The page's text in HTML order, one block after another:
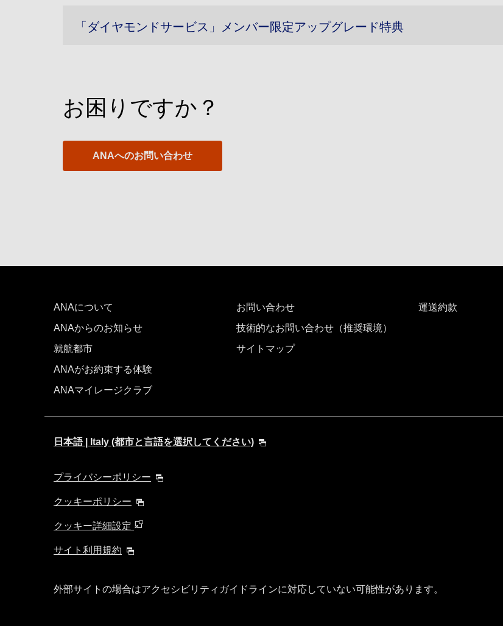
「ダイヤモンドサービス」メンバー限定アップグレード特典
お困りですか？
ANAへのお問い合わせ
ANAについて
ANAからのお知らせ
就航都市
ANAがお約束する体験
ANAマイレージクラブ
お問い合わせ
技術的なお問い合わせ（推奨環境）
サイトマップ
運送約款
日本語 | Italy (都市と言語を選択してください)
プライバシーポリシー
クッキーポリシー
クッキー詳細設定
サイト利用規約
外部サイトの場合はアクセシビリティガイドラインに対応していない可能性があります。